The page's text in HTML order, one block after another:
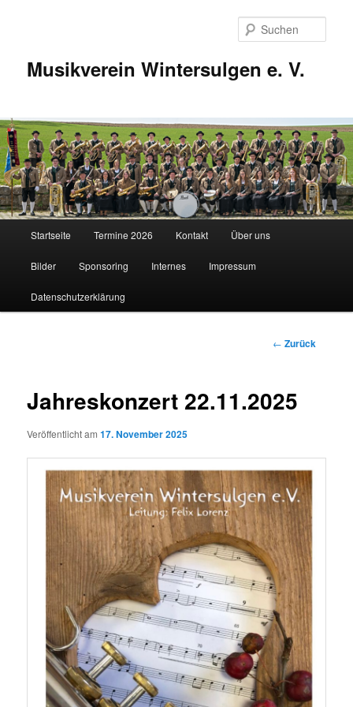
Musikverein Wintersulgen e. V.
Startseite Termine 2026 Kontakt Über uns
Bilder Sponsoring Internes Impressum
Datenschutzerklärung
← Zurück
Jahreskonzert 22.11.2025
Veröffentlicht am17. November 2025